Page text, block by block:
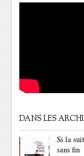
DANS LES
Si la
sans fin